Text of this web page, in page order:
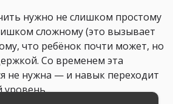
нужно не слишком простому
сложному (это вызывает
что ребёнок почти может, но
Со временем эта
не нужна — и навык переходит
уровень.